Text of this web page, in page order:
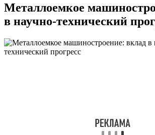
Металлоемкое
в научно-технический